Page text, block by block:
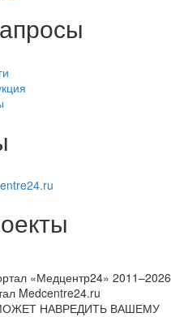
«Медцентр24» 2011–2026
Medcentre24.ru
НАВРЕДИТЬ ВАШЕМУ